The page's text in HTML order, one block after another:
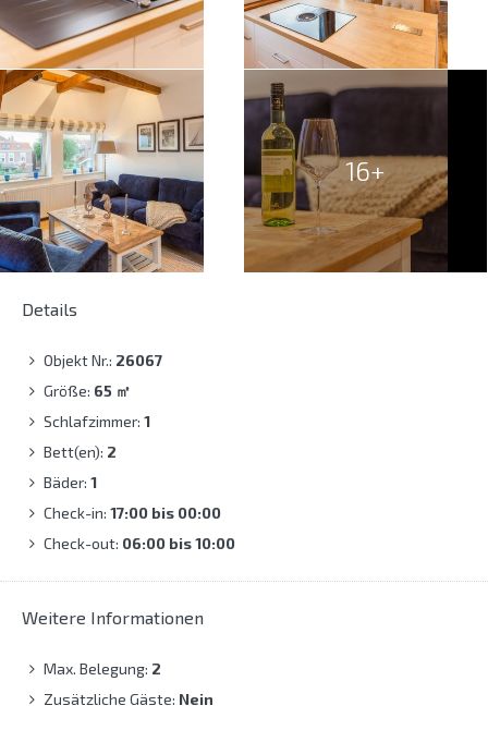
16+
Details
Objekt Nr.: 26067
Größe: 65 ㎡
Schlafzimmer: 1
Bett(en): 2
Bäder: 1
Check-in: 17:00 bis 00:00
Check-out: 06:00 bis 10:00
Weitere Informationen
Max. Belegung: 2
Zusätzliche Gäste: Nein